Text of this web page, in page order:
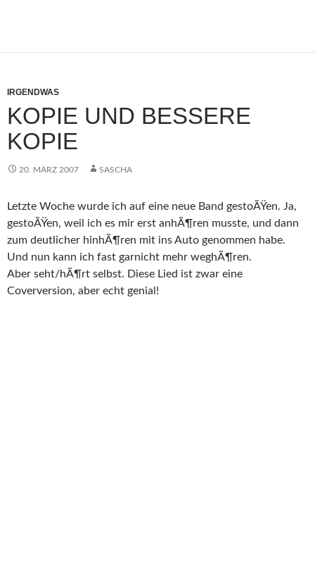
IRGENDWAS
KOPIE UND BESSERE
KOPIE
20. MÄRZ 2007 SASCHA
Letzte Woche wurde ich auf eine neue Band gestoÃŸen. Ja,
gestoÃŸen, weil ich es mir erst anhÃ¶ren musste, und dann
zum deutlicher hinhÃ¶ren mit ins Auto genommen habe.
Und nun kann ich fast garnicht mehr weghÃ¶ren.
Aber seht/hÃ¶rt selbst. Diese Lied ist zwar eine
Coverversion, aber echt genial!